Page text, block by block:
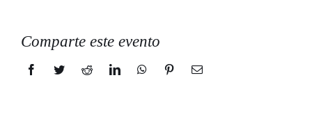
Comparte este evento
FacebookTwitterRedditLinkedInWhatsAppPinterestCorreo